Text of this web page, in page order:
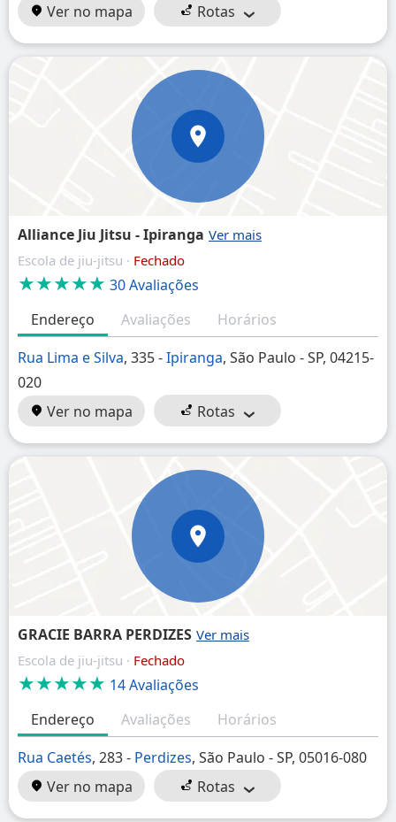
Ver no mapa Rotas
Alliance Jiu Jitsu - Ipiranga
Escola de jiu-jitsu · Fechado
★★★★★ 30 Avaliações
Endereço
Avaliações
Horários
Rua Lima e Silva, 335 -Ipiranga, São Paulo - SP, 04215-
020
Ver no mapa
Rotas
GRACIE BARRA PERDIZES
Escola de jiu-jitsu · Fechado
★★★★★ 14 Avaliações
Endereço
Avaliações
Horários
Rua Caetés, 283 - Perdizes, São Paulo - SP, 05016-080
Ver no mapa
Rotas